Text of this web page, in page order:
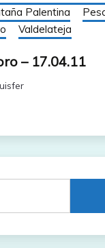
Palentina
Valdelateja
– 17.04.11